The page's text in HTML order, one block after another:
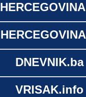
DNEVNIK.ba
VRISAK.info